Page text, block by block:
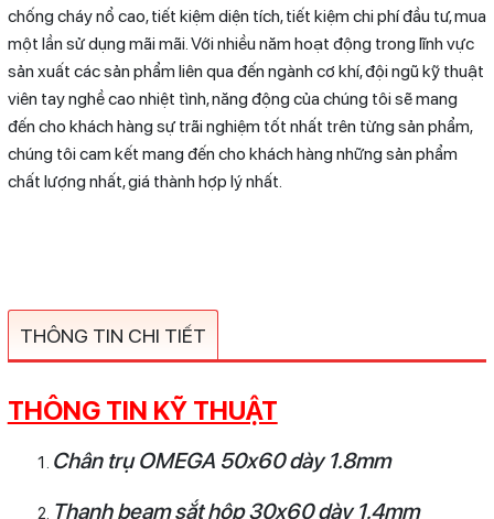
chống cháy nổ cao, tiết kiệm diện tích, tiết kiệm chi phí đầu tư, mua
một lần sử dụng mãi mãi. Với nhiều năm hoạt động trong lĩnh vực
sản xuất các sản phẩm liên qua đến ngành cơ khí, đội ngũ kỹ thuật
viên tay nghề cao nhiệt tình, năng động của chúng tôi sẽ mang
đến cho khách hàng sự trãi nghiệm tốt nhất trên từng sản phẩm,
chúng tôi cam kết mang đến cho khách hàng những sản phẩm
chất lượng nhất, giá thành hợp lý nhất.
THÔNG TIN CHI TIẾT
THÔNG TIN KỸ THUẬT
Chân trụ OMEGA 50x60 dày 1.8mm
Thanh beam sắt hộp 30x60 dày 1.4mm